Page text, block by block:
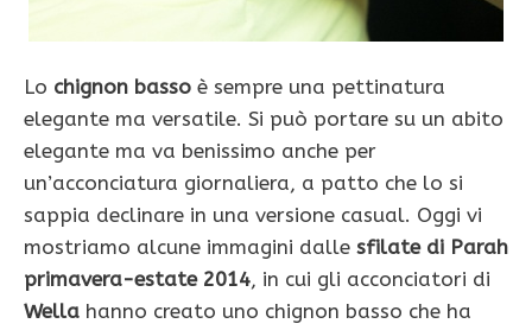
Lo chignon basso è sempre una pettinatura
elegante ma versatile. Si può portare su un abito
elegante ma va benissimo anche per
un’acconciatura giornaliera, a patto che lo si
sappia declinare in una versione casual. Oggi vi
mostriamo alcune immagini dalle sfilate di Parah
primavera-estate 2014, in cui gli acconciatori di
Wella hanno creato uno chignon basso che ha